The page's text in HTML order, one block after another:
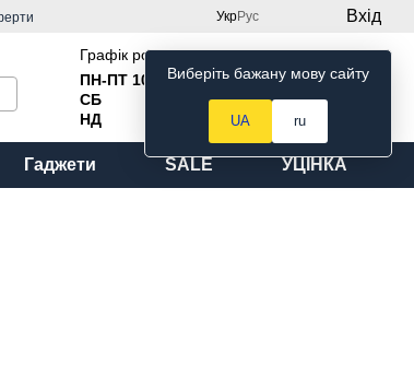
УкрРус Вхід
Графік роботи:
ПН-ПТ 10
:00 до 18:00
СБ
Вихідний
НД
Мій кошик
Гаджети SALE УЦІНКА
Виберіть бажану мову сайту
UA ru